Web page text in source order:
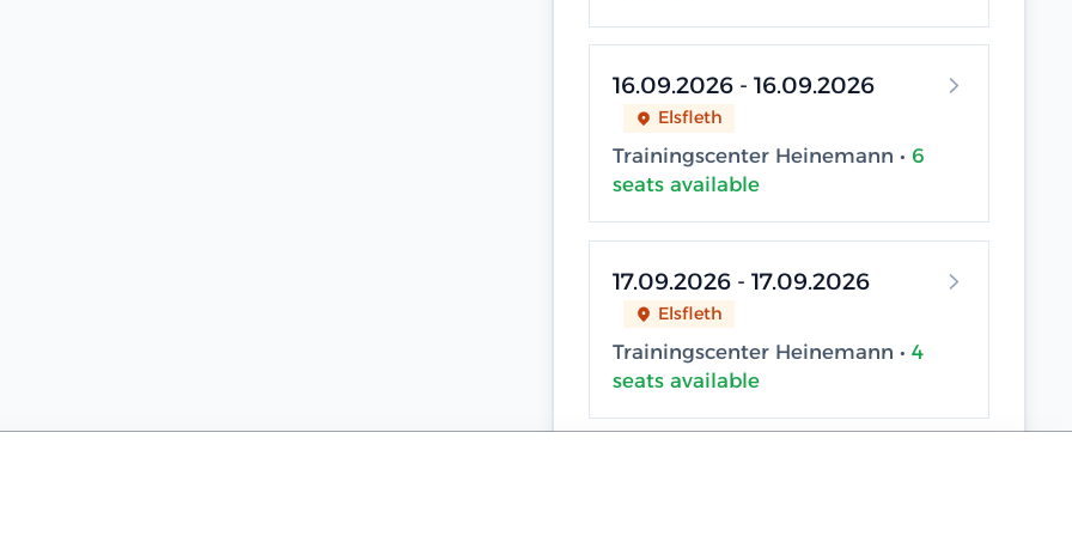
16.09.2026 - 16.09.2026
Elsfleth
Trainingscenter Heinemann • 6
seats available
17.09.2026 - 17.09.2026
Elsfleth
Trainingscenter Heinemann • 4
seats available